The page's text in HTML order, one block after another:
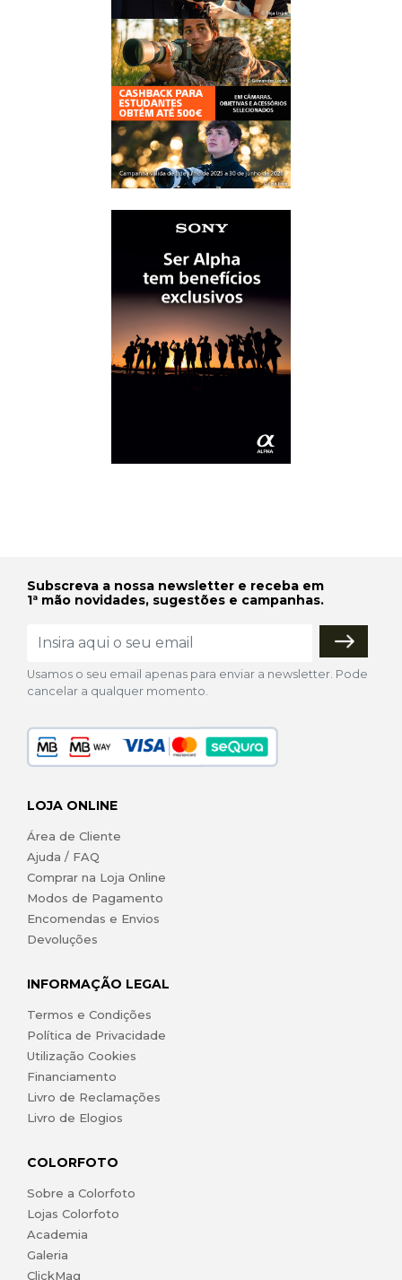
Subscreva a nossa newsletter e receba em
1ª mão novidades, sugestões e campanhas.
Usamos o seu email apenas para enviar a newsletter. Pode
cancelar a qualquer momento.
LOJA ONLINE
Área de Cliente
Ajuda / FAQ
Comprar na Loja Online
Modos de Pagamento
Encomendas e Envios
Devoluções
INFORMAÇÃO LEGAL
Termos e Condições
Política de Privacidade
Utilização Cookies
Financiamento
Livro de Reclamações
Livro de Elogios
COLORFOTO
Sobre a Colorfoto
Lojas Colorfoto
Academia
Galeria
ClickMag